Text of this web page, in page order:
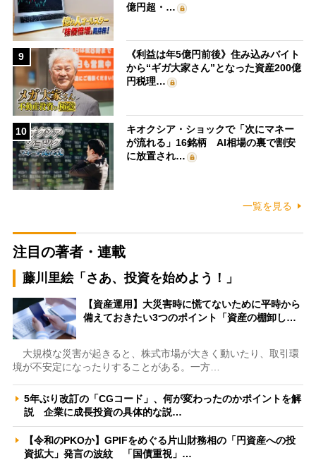
億円超・…
9
《利益は年5億円前後》住み込みバイト
から“ギガ大家さん”となった資産200億
円税理…
10
キオクシア・ショックで「次にマネー
が流れる」16銘柄 AI相場の裏で割安
に放置され…
一覧を見る
注目の著者・連載
藤川里絵「さあ、投資を始めよう！」
【資産運用】大災害時に慌てないために平時から
備えておきたい3つのポイント「資産の棚卸し…
大規模な災害が起きると、株式市場が大きく動いたり、取引環
境が不安定になったりすることがある。一方…
5年ぶり改訂の「CGコード」、何が変わったのかポイントを解
説 企業に成長投資の具体的な説…
【令和のPKOか】GPIFをめぐる片山財務相の「円資産への投
資拡大」発言の波紋 「国債重視」…